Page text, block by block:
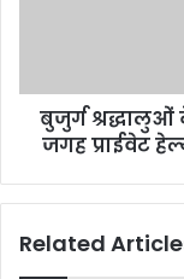
बुजुर्ग श्रद्धालुओं
जगह प्राईवेट
Related